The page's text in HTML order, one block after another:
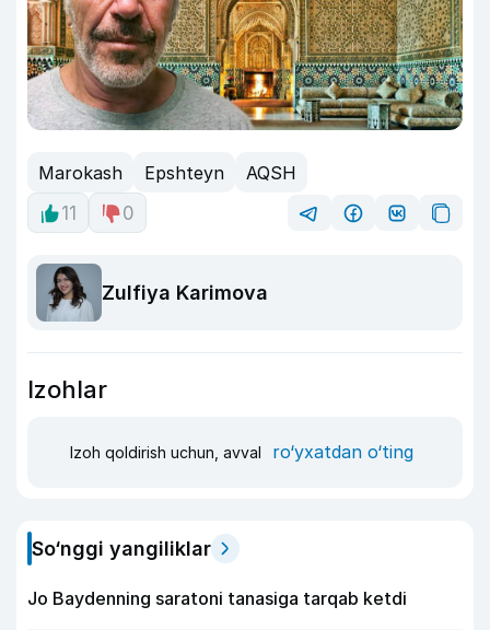
Marokash Epshteyn
AQSH
11
0
Zulfiya Karimova
Izohlar
Izoh qoldirish uchun, avval ro‘yxatdan o‘ting
So‘nggi yangiliklar
Jo Baydenning saratoni tanasiga tarqab ketdi